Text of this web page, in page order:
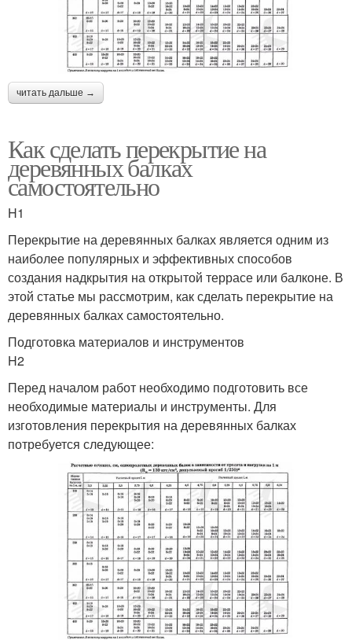
читать дальше →
Как сделать перекрытие на
деревянных балках
самостоятельно
H1
Перекрытие на деревянных балках является одним из
наиболее популярных и эффективных способов
создания надкрытия на открытой террасе или балконе. В
этой статье мы рассмотрим, как сделать перекрытие на
деревянных балках самостоятельно.
Подготовка материалов и инструментов
H2
Перед началом работ необходимо подготовить все
необходимые материалы и инструменты. Для
изготовления перекрытия на деревянных балках
потребуется следующее: